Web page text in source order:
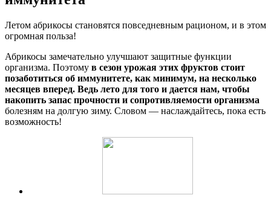
Летом абрикосы становятся повседневным рационом, и в этом
огромная польза!
Абрикосы замечательно улучшают защитные функции
организма. Поэтому в сезон урожая этих фруктов стоит
позаботиться об иммунитете, как минимум, на несколько
месяцев вперед. Ведь лето для того и дается нам, чтобы
накопить запас прочности и сопротивляемости организма
болезням на долгую зиму. Словом — наслаждайтесь, пока есть
возможность!